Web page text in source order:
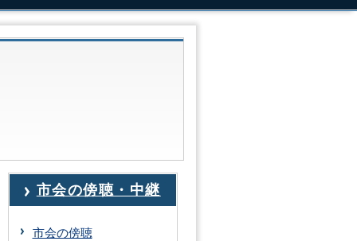
市会の傍聴・中継
市会の傍聴